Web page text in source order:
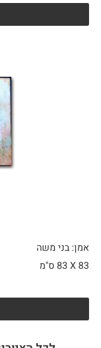
אמן: בני משה
83 X